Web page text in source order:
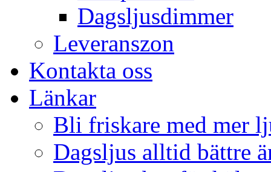
Dagsljusdimmer
Leveranszon
Kontakta oss
Länkar
Bli friskare med mer
Dagsljus alltid bättre